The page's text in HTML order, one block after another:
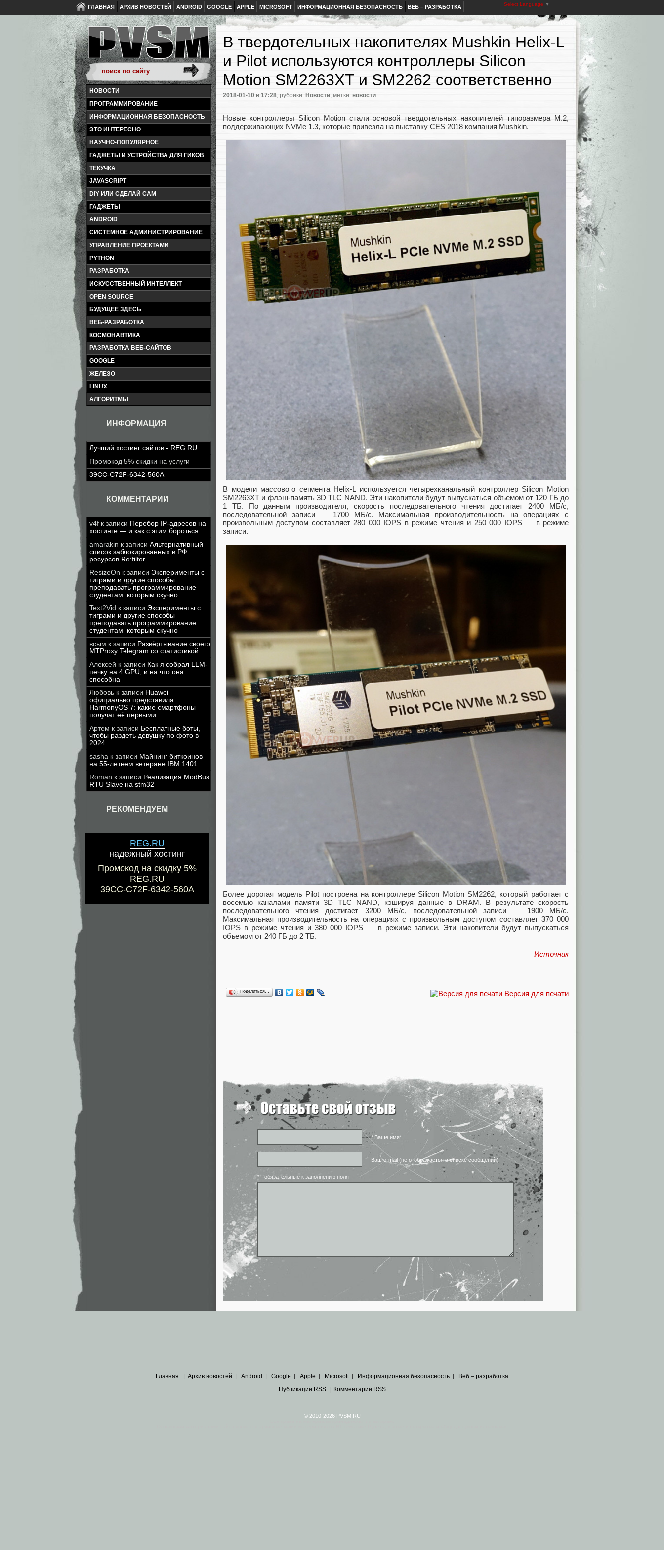
ГЛАВНАЯ АРХИВ НОВОСТЕЙ ANDROID GOOGLE APPLE MICROSOFT ИНФОРМАЦИОННАЯ БЕЗОПАСНОСТЬ ВЕБ – РАЗРАБОТКА Select Language ▼
НОВОСТИ
ПРОГРАММИРОВАНИЕ
ИНФОРМАЦИОННАЯ БЕЗОПАСНОСТЬ
ЭТО ИНТЕРЕСНО
НАУЧНО-ПОПУЛЯРНОЕ
ГАДЖЕТЫ И УСТРОЙСТВА ДЛЯ ГИКОВ
ТЕКУЧКА
JAVASCRIPT
DIY ИЛИ СДЕЛАЙ САМ
ГАДЖЕТЫ
ANDROID
СИСТЕМНОЕ АДМИНИСТРИРОВАНИЕ
УПРАВЛЕНИЕ ПРОЕКТАМИ
PYTHON
РАЗРАБОТКА
ИСКУССТВЕННЫЙ ИНТЕЛЛЕКТ
OPEN SOURCE
БУДУЩЕЕ ЗДЕСЬ
ВЕБ-РАЗРАБОТКА
КОСМОНАВТИКА
РАЗРАБОТКА ВЕБ-САЙТОВ
GOOGLE
ЖЕЛЕЗО
LINUX
АЛГОРИТМЫ
ИНФОРМАЦИЯ
Лучший хостинг сайтов - REG.RU
Промокод 5% скидки на услуги
39CC-C72F-6342-560A
КОММЕНТАРИИ
v4f к записи Перебор IP-адресов на
хостинге — и как с этим бороться
amarakin к записи Альтернативный
список заблокированных в РФ
ресурсов Re:filter
ResizeOn к записи Эксперименты с
тиграми и другие способы
преподавать программирование
студентам, которым скучно
Text2Vid к записи Эксперименты с
тиграми и другие способы
преподавать программирование
студентам, которым скучно
всым к записи Развёртывание своего
MTProxy Telegram со статистикой
Алексей к записи Как я собрал LLM-
печку на 4 GPU, и на что она
способна
Любовь к записи Huawei
официально представила
HarmonyOS 7: какие смартфоны
получат её первыми
Артем к записи Бесплатные боты,
чтобы раздеть девушку по фото в
2024
sasha к записи Майнинг биткоинов
на 55-летнем ветеране IBM 1401
Roman к записи Реализация ModBus
RTU Slave на stm32
РЕКОМЕНДУЕМ
REG.RU
надежный хостинг
Промокод на скидку 5%
REG.RU
39CC-C72F-6342-560A
В твердотельных накопителях Mushkin Helix-L
и Pilot используются контроллеры Silicon
Motion SM2263XT и SM2262 соответственно
2018-01-10 в 17:28, рубрики: Новости, метки: новости
Новые контроллеры Silicon Motion стали основой твердотельных накопителей типоразмера M.2,
поддерживающих NVMe 1.3, которые привезла на выставку CES 2018 компания Mushkin.
В модели массового сегмента Helix-L используется четырехканальный контроллер Silicon Motion
SM2263XT и флэш-память 3D TLC NAND. Эти накопители будут выпускаться объемом от 120 ГБ до
1 ТБ. По данным производителя, скорость последовательного чтения достигает 2400 МБ/с,
последовательной записи — 1700 МБ/с. Максимальная производительность на операциях с
произвольным доступом составляет 280 000 IOPS в режиме чтения и 250 000 IOPS — в режиме
записи.
Более дорогая модель Pilot построена на контроллере Silicon Motion SM2262, который работает с
восемью каналами памяти 3D TLC NAND, кэшируя данные в DRAM. В результате скорость
последовательного чтения достигает 3200 МБ/с, последовательной записи — 1900 МБ/с.
Максимальная производительность на операциях с произвольным доступом составляет 370 000
IOPS в режиме чтения и 380 000 IOPS — в режиме записи. Эти накопители будут выпускаться
объемом от 240 ГБ до 2 ТБ.
Источник
Версия для печати
Поделиться…
* Ваше имя*
Ваш e-mail (не отображается в списке сообщений)
* - обязательные к заполнению поля
Главная Архив новостей Android Google Apple Microsoft| Информационная безопасность
Веб – разработка
Публикации RSS| Комментарии RSS
© 2010-2026 PVSM.RU